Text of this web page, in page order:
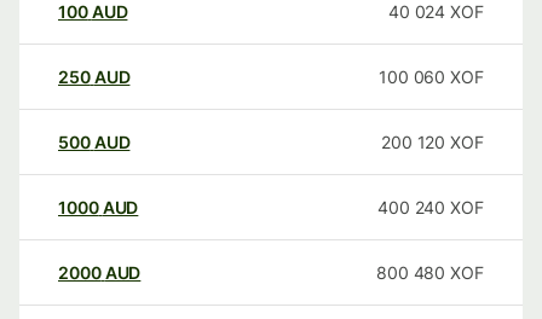
100AUD 40 024 XOF
250AUD 100 060 XOF
500AUD 200 120 XOF
1000AUD 400 240 XOF
2000AUD 800 480 XOF